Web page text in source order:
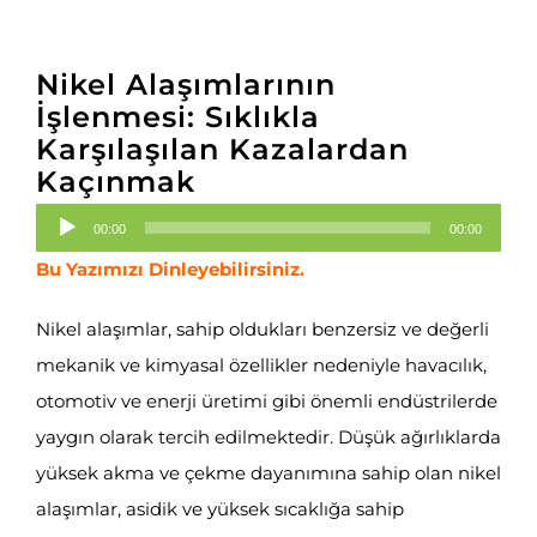
Nikel Alaşımlarının
İşlenmesi: Sıklıkla
Karşılaşılan Kazalardan
Kaçınmak
Ses
oynatıcı
00:00 00:00
Bu Yazımızı Dinleyebilirsiniz.
Nikel alaşımlar, sahip oldukları benzersiz ve değerli
mekanik ve kimyasal özellikler nedeniyle havacılık,
otomotiv ve enerji üretimi gibi önemli endüstrilerde
yaygın olarak tercih edilmektedir. Düşük ağırlıklarda
yüksek akma ve çekme dayanımına sahip olan nikel
alaşımlar, asidik ve yüksek sıcaklığa sahip